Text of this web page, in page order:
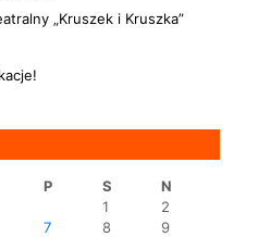
„Kruszek i Kruszka”
P S
N
1
2
7 8
9